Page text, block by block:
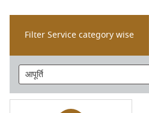
Filter Service category wise